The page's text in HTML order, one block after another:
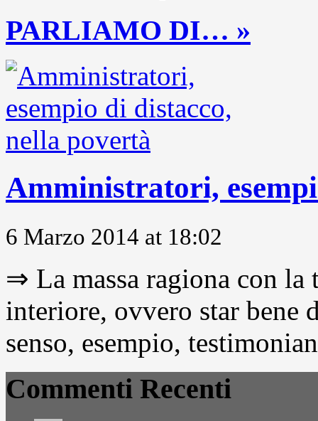
PARLIAMO DI… »
Amministratori,
6 Marzo 2014 at 18:02
⇒ La massa ragiona con
interiore, ovvero star
senso, esempio,
Commenti Recenti